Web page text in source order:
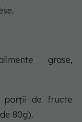
grase,
de fructe
80g).